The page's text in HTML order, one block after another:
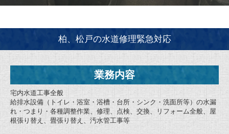
柏、松戸の水道修理緊急対応
業務内容
宅内水道工事全般
給排水設備（トイレ・浴室・浴槽・台所・シンク・洗面所等）の水漏
れ・つまり・各種調整作業、修理、点検、交換、リフォーム全般、屋
根張り替え、畳張り替え、汚水管工事等